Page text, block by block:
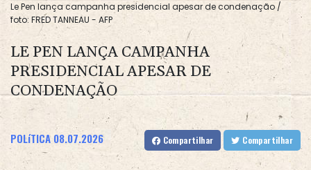
Le Pen lança campanha presidencial apesar de condenação /
foto: FRED TANNEAU - AFP
LE PEN LANÇA CAMPANHA
PRESIDENCIAL APESAR DE
CONDENAÇÃO
POLíTICA 08.07.2026 Compartilhar Compartilhar